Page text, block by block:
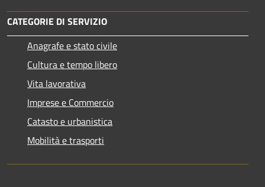
CATEGORIE DI SERVIZIO
Anagrafe e stato civile
Cultura e tempo libero
Vita lavorativa
Imprese e Commercio
Catasto e urbanistica
Mobilità e trasporti